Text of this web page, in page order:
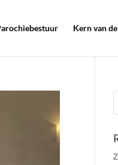
Kern van